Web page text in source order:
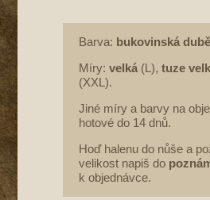
Barva: bukovinská
Míry: velká(L), tuze
(XXL).
Jiné míry a barvy na
hotové do 14 dnů.
Hoď halenu do nůše a
velikost napiš do
k objednávce.